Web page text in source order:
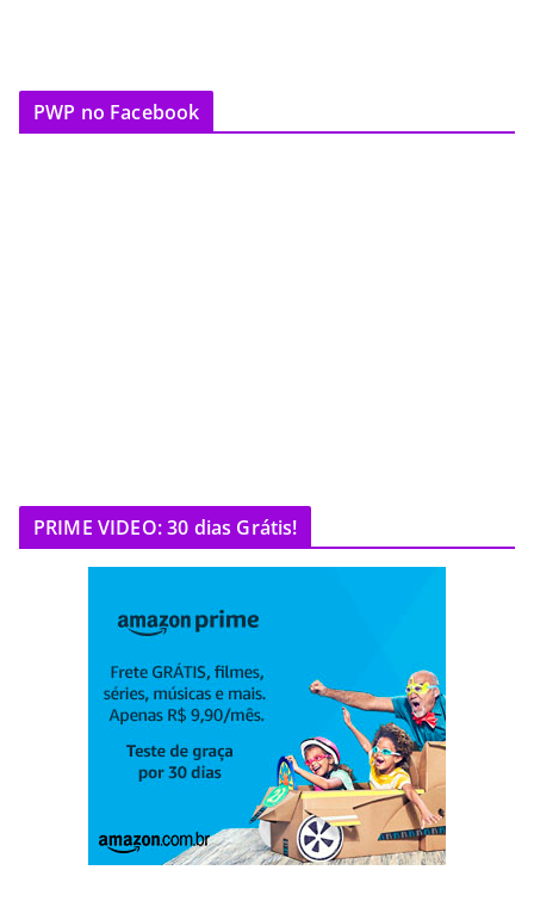
PWP no Facebook
PRIME VIDEO: 30 dias Grátis!